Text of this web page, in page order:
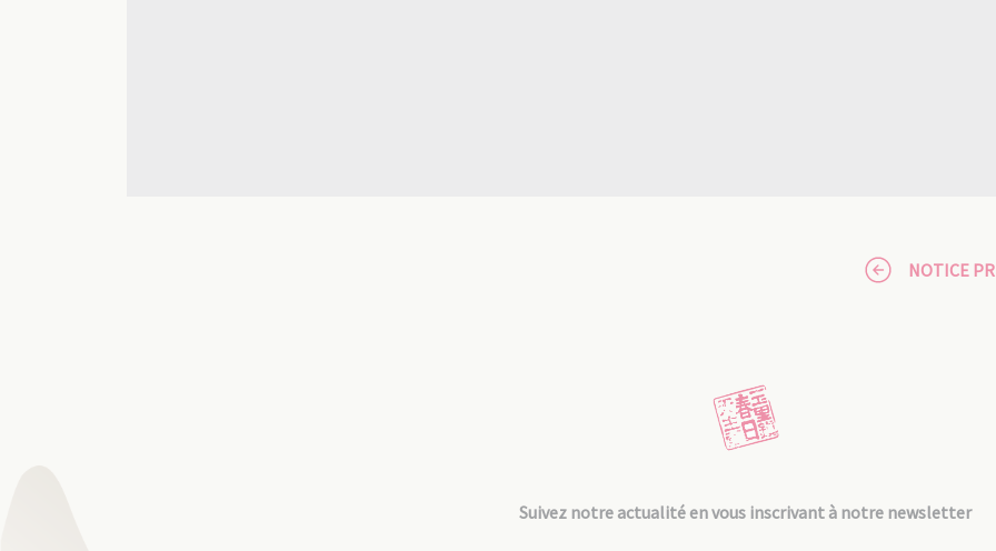
NOTICE
Suivez notre actualité en vous inscrivant à notre newsletter